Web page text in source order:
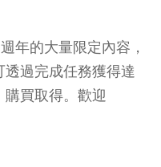
年的大量限定內容，
過完成任務獲得達
買取得。歡迎